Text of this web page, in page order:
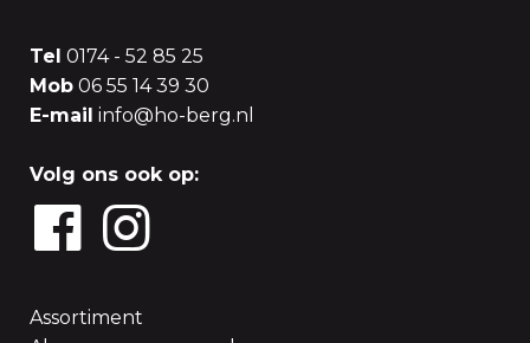
Tel 0174 - 52 85 25
Mob 06 55 14 39 30
E-mail info@ho-berg.nl
Volg ons ook op:
Assortiment